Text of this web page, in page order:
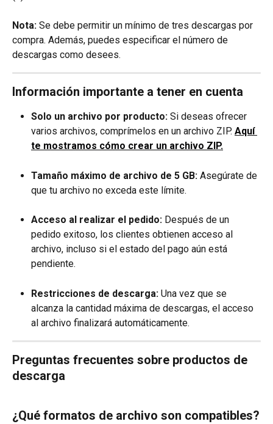
Nota: Se debe permitir un mínimo de tres descargas por
compra. Además, puedes especificar el número de
descargas como desees.
Información importante a tener en cuenta
Solo un archivo por producto: Si deseas ofrecer
varios archivos, comprímelos en un archivo ZIP. Aquí
te mostramos cómo crear un archivo ZIP.
Tamaño máximo de archivo de 5 GB: Asegúrate de
que tu archivo no exceda este límite.
Acceso al realizar el pedido: Después de un
pedido exitoso, los clientes obtienen acceso al
archivo, incluso si el estado del pago aún está
pendiente.
Restricciones de descarga: Una vez que se
alcanza la cantidad máxima de descargas, el acceso
al archivo finalizará automáticamente.
Preguntas frecuentes sobre productos de
descarga
¿Qué formatos de archivo son compatibles?